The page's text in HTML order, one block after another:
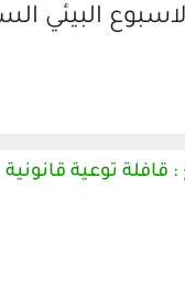
البيئي
توعية قانونية